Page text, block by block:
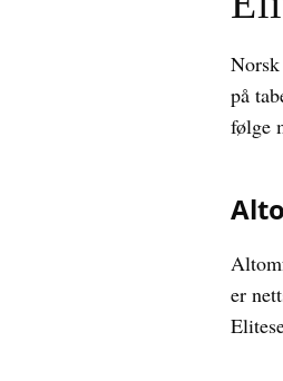
på
følge
er